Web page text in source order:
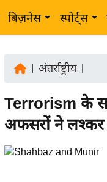
बिज़नेस स्पोर्ट्स
अंतर्राष्ट्रीय|
Terrorism के
अफसरों ने लश्कर